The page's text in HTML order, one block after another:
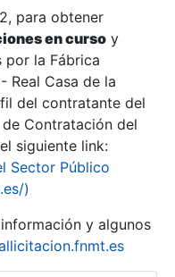
para obtener
en curso y
por la Fábrica
Real Casa de la
del contratante del
Contratación del
siguiente link:
Sector Público
)
y algunos